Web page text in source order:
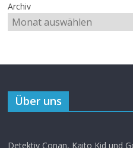
Archiv
Über uns
Detektiv Conan, Kaito Kid und